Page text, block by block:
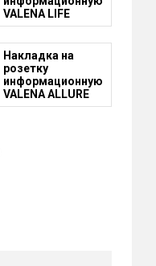
VALENA LIFE
Накладка на
розетку
информационную
VALENA ALLURE